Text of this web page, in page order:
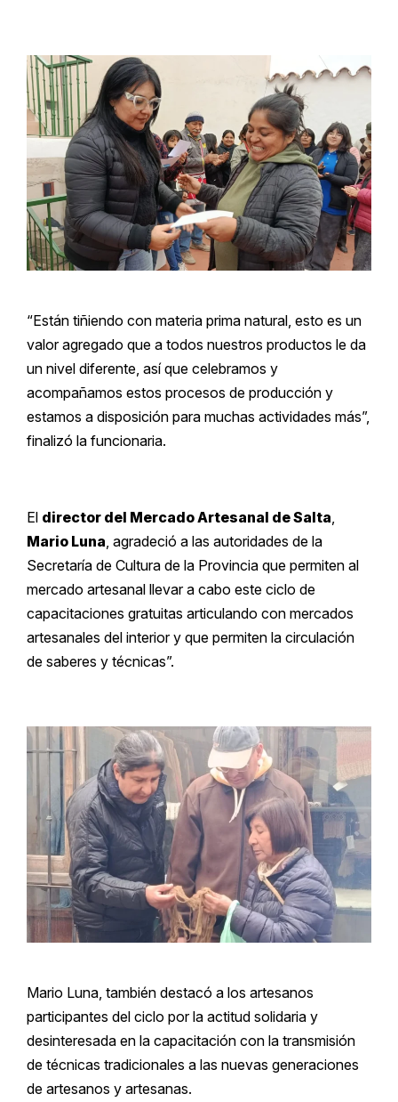
“Están tiñiendo con materia prima natural, esto es un
valor agregado que a todos nuestros productos le da
un nivel diferente, así que celebramos y
acompañamos estos procesos de producción y
estamos a disposición para muchas actividades más”,
finalizó la funcionaria.
El director del Mercado Artesanal de Salta,
Mario Luna, agradeció a las autoridades de la
Secretaría de Cultura de la Provincia que permiten al
mercado artesanal llevar a cabo este ciclo de
capacitaciones gratuitas articulando con mercados
artesanales del interior y que permiten la circulación
de saberes y técnicas”.
Mario Luna, también destacó a los artesanos
participantes del ciclo por la actitud solidaria y
desinteresada en la capacitación con la transmisión
de técnicas tradicionales a las nuevas generaciones
de artesanos y artesanas.